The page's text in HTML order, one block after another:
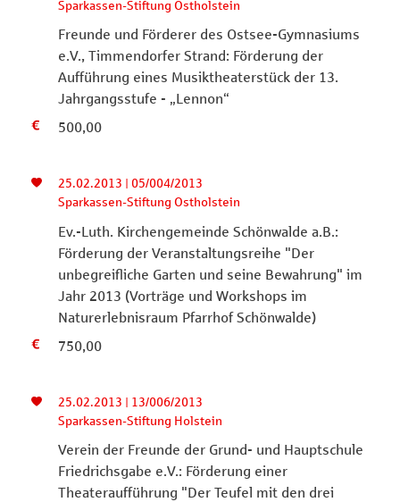
Sparkassen-Stiftung Ostholstein
Freunde und Förderer des Ostsee-Gymnasiums
e.V., Timmendorfer Strand: Förderung der
Aufführung eines Musiktheaterstück der 13.
Jahrgangsstufe - „Lennon“
500,00
25.02.2013 | 05/004/2013
Sparkassen-Stiftung Ostholstein
Ev.-Luth. Kirchengemeinde Schönwalde a.B.:
Förderung der Veranstaltungsreihe "Der
unbegreifliche Garten und seine Bewahrung" im
Jahr 2013 (Vorträge und Workshops im
Naturerlebnisraum Pfarrhof Schönwalde)
750,00
25.02.2013 | 13/006/2013
Sparkassen-Stiftung Holstein
Verein der Freunde der Grund- und Hauptschule
Friedrichsgabe e.V.: Förderung einer
Theateraufführung "Der Teufel mit den drei